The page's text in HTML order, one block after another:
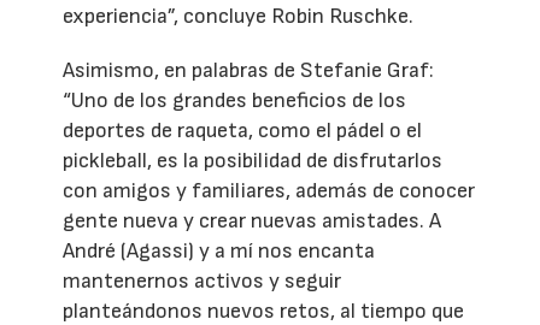
experiencia”, concluye Robin Ruschke.
Asimismo, en palabras de Stefanie Graf:
“Uno de los grandes beneficios de los
deportes de raqueta, como el pádel o el
pickleball, es la posibilidad de disfrutarlos
con amigos y familiares, además de conocer
gente nueva y crear nuevas amistades. A
André (Agassi) y a mí nos encanta
mantenernos activos y seguir
planteándonos nuevos retos, al tiempo que